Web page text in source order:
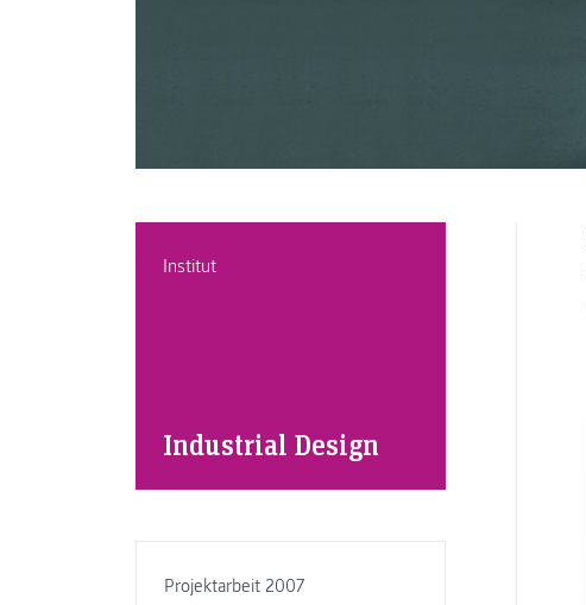
Institut
Industrial Design
Projektarbeit 2007